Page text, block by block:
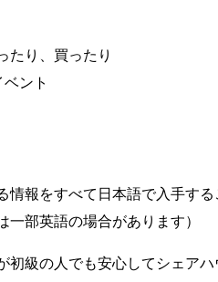
たり、買ったり
ベント
情報をすべて日本語で入手する
一部英語の場合があります）
初級の人でも安心してシェア